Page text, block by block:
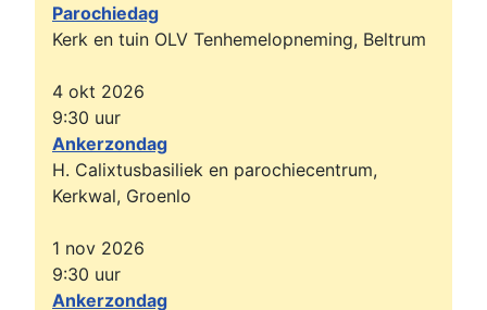
Parochiedag
Kerk en tuin OLV Tenhemelopneming, Beltrum
4 okt 2026
9:30 uur
Ankerzondag
H. Calixtusbasiliek en parochiecentrum,
Kerkwal, Groenlo
1 nov 2026
9:30 uur
Ankerzondag